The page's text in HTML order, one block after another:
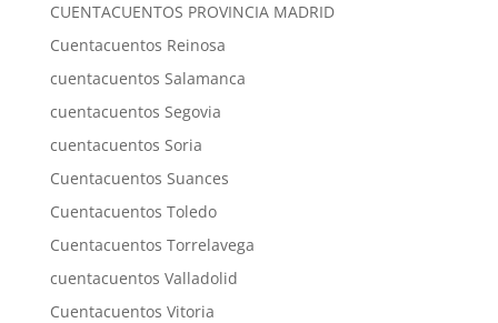
CUENTACUENTOS PROVINCIA MADRID
Cuentacuentos Reinosa
cuentacuentos Salamanca
cuentacuentos Segovia
cuentacuentos Soria
Cuentacuentos Suances
Cuentacuentos Toledo
Cuentacuentos Torrelavega
cuentacuentos Valladolid
Cuentacuentos Vitoria